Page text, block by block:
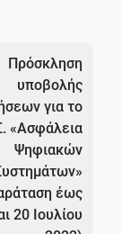
Πρόσκληση
υποβολής
για το
«Ασφάλεια
Ψηφιακών
έως
20 Ιουλίου